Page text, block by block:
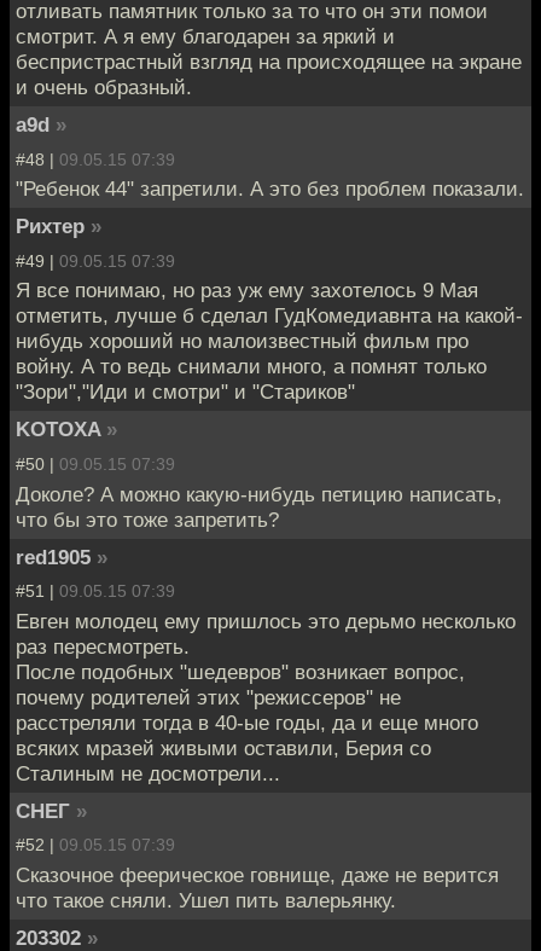
отливать памятник только за то что он эти помои
смотрит. А я ему благодарен за яркий и
беспристрастный взгляд на происходящее на экране
и очень образный.
a9d »
#48 | 09.05.15 07:39
"Ребенок 44" запретили. А это без проблем показали.
Рихтер »
#49 | 09.05.15 07:39
Я все понимаю, но раз уж ему захотелось 9 Мая
отметить, лучше б сделал ГудКомедиавнта на какой-
нибудь хороший но малоизвестный фильм про
войну. А то ведь снимали много, а помнят только
"Зори","Иди и смотри" и "Стариков"
KOTOXA »
#50 | 09.05.15 07:39
Доколе? А можно какую-нибудь петицию написать,
что бы это тоже запретить?
red1905 »
#51 | 09.05.15 07:39
Евген молодец ему пришлось это дерьмо несколько
раз пересмотреть.
После подобных "шедевров" возникает вопрос,
почему родителей этих "режиссеров" не
расстреляли тогда в 40-ые годы, да и еще много
всяких мразей живыми оставили, Берия со
Сталиным не досмотрели...
СНЕГ »
#52 | 09.05.15 07:39
Сказочное феерическое говнище, даже не верится
что такое сняли. Ушел пить валерьянку.
203302 »